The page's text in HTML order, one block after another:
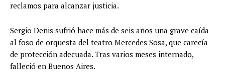
reclamos para alcanzar justicia.
Sergio Denis sufrió hace más de seis años una grave caída
al foso de orquesta del teatro Mercedes Sosa, que carecía
de protección adecuada. Tras varios meses internado,
falleció en Buenos Aires.